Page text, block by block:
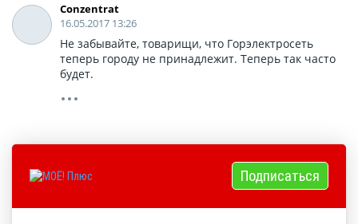
Conzentrat
16.05.2017 13:26
Не забывайте, товарищи, что Горэлектросеть
теперь городу не принадлежит. Теперь так часто
будет.
Подписаться